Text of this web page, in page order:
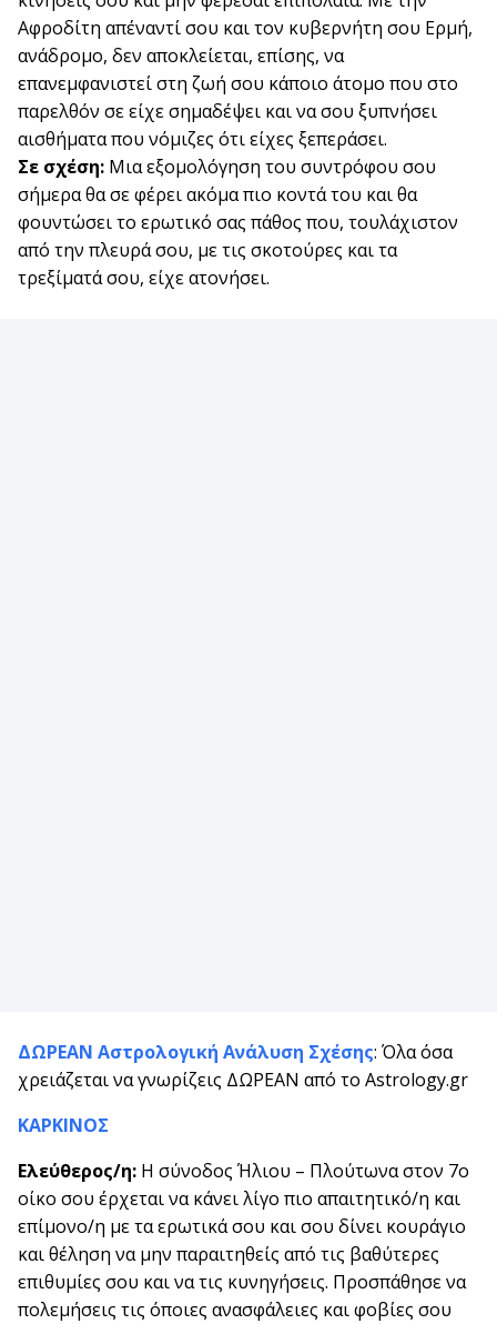
Αφροδίτη απέναντί σου και τον κυβερνήτη σου Ερμή,
ανάδρομο, δεν αποκλείεται, επίσης, να
επανεμφανιστεί στη ζωή σου κάποιο άτομο που στο
παρελθόν σε είχε σημαδέψει και να σου ξυπνήσει
αισθήματα που νόμιζες ότι είχες ξεπεράσει.
Σε σχέση: Μια εξομολόγηση του συντρόφου σου
σήμερα θα σε φέρει ακόμα πιο κοντά του και θα
φουντώσει το ερωτικό σας πάθος που, τουλάχιστον
από την πλευρά σου, με τις σκοτούρες και τα
τρεξίματά σου, είχε ατονήσει.
ΔΩΡΕΑΝ Αστρολογική Ανάλυση Σχέσης: Όλα όσα
χρειάζεται να γνωρίζεις ΔΩΡΕΑΝ από το Astrology.gr
ΚΑΡΚΙΝΟΣ
Ελεύθερος/η: Η σύνοδος Ήλιου – Πλούτωνα στον 7ο
οίκο σου έρχεται να κάνει λίγο πιο απαιτητικό/η και
επίμονο/η με τα ερωτικά σου και σου δίνει κουράγιο
και θέληση να μην παραιτηθείς από τις βαθύτερες
επιθυμίες σου και να τις κυνηγήσεις. Προσπάθησε να
πολεμήσεις τις όποιες ανασφάλειες και φοβίες σου